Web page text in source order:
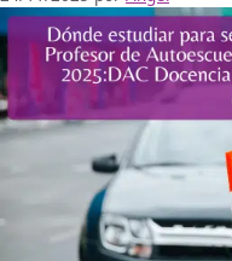
más complejo. En los
Noticias
Obtención
Transporte
Viajeros
16/04/2026 porBeatriz